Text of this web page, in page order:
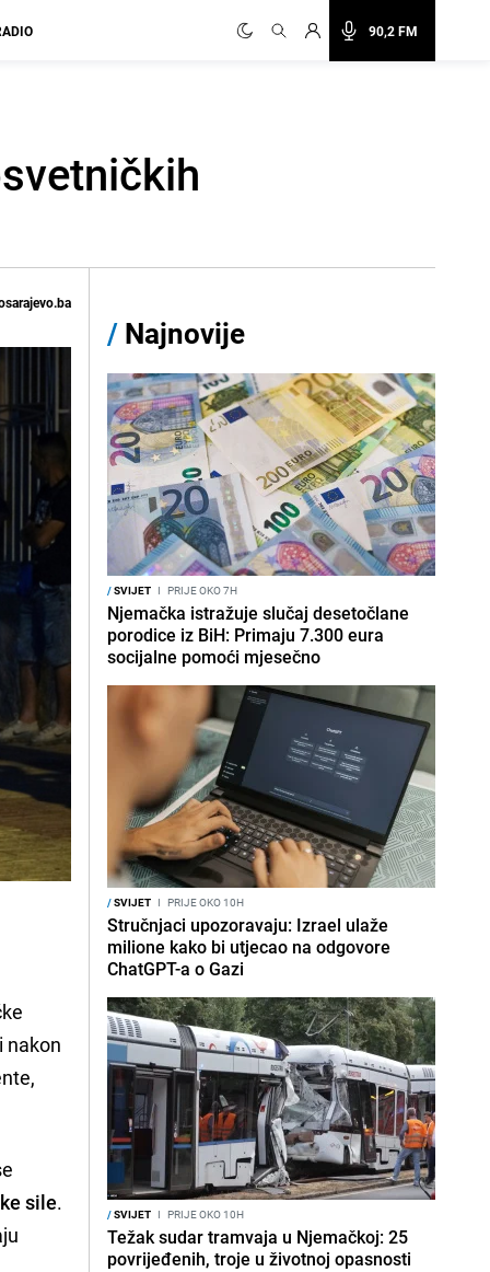
90,2 FM
nakon
sile.
/ Najnovije
/SVIJET I PRIJE OKO 7H
Njemačka istražuje slučaj desetočlane
porodice iz BiH: Primaju 7.300 eura
socijalne pomoći mjesečno
/SVIJET I PRIJE OKO 10H
Stručnjaci upozoravaju: Izrael ulaže
milione kako bi utjecao na odgovore
ChatGPT-a o Gazi
/SVIJET I PRIJE OKO 10H
Težak sudar tramvaja u Njemačkoj: 25
povrijeđenih, troje u životnoj opasnosti